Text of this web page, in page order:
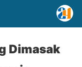
Dimasak